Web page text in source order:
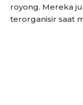
royong. Mereka
terorganisir saat